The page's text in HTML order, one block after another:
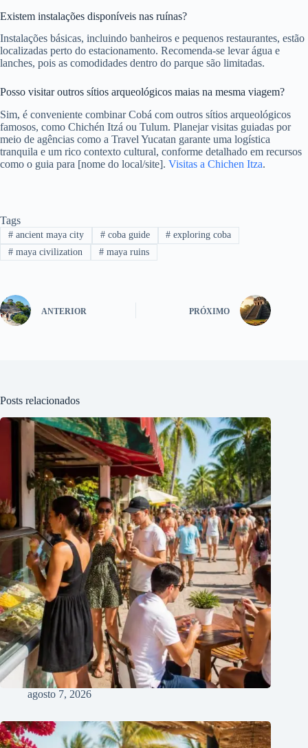
Existem instalações disponíveis nas ruínas?
Instalações básicas, incluindo banheiros e pequenos restaurantes, estão
localizadas perto do estacionamento. Recomenda-se levar água e
lanches, pois as comodidades dentro do parque são limitadas.
Posso visitar outros sítios arqueológicos maias na mesma viagem?
Sim, é conveniente combinar Cobá com outros sítios arqueológicos
famosos, como Chichén Itzá ou Tulum. Planejar visitas guiadas por
meio de agências como a Travel Yucatan garante uma logística
tranquila e um rico contexto cultural, conforme detalhado em recursos
como o guia para [nome do local/site]. Visitas a Chichen Itza.
Tags
#ancient maya city #coba guide # exploring coba
#maya civilization #maya ruins
ANTERIOR PRÓXIMO
Posts relacionados
agosto 7, 2026